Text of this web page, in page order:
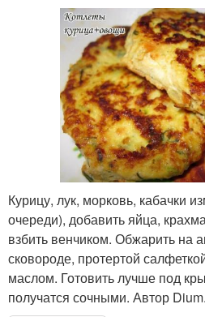
Курицу, лук, морковь, кабачки
очереди), добавить яйца,
взбить венчиком. Обжарить на
сковороде, протертой
маслом. Готовить лучше под
получатся сочными. Автор Dium.